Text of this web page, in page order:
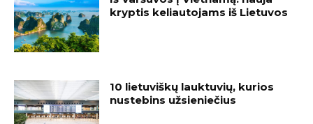
kryptis keliautojams iš Lietuvos
10 lietuviškų lauktuvių, kurios
nustebins užsieniečius